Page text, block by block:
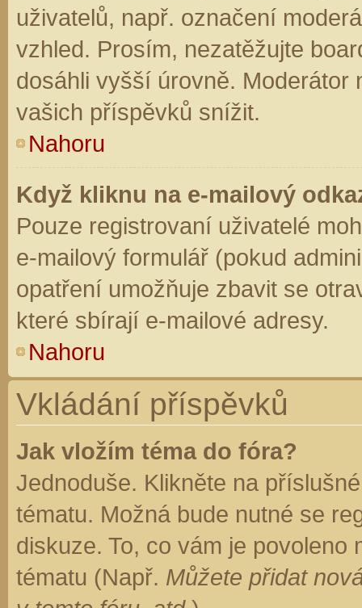
uživatelů, např. označení
vzhled. Prosím, nezatěžujte
dosáhli vyšší úrovně. Moderátor
vašich příspěvků snížit.
Nahoru
Když kliknu na e-mailový
Pouze registrovaní uživatelé
e-mailový formulář (pokud
opatření umožňuje zbavit se
které sbírají e-mailové adresy.
Nahoru
Vkládání příspěvků
Jak vložím téma do fóra?
Jednoduše. Klikněte na
tématu. Možná bude nutné se
diskuze. To, co vám je
tématu (Např. Můžete přidat